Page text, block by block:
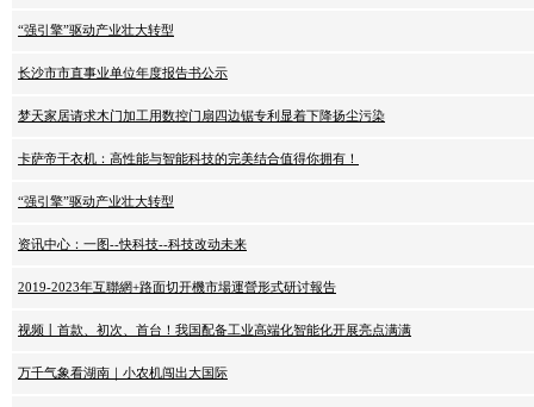
“强引擎”驱动产业壮大转型
长沙市市直事业单位年度报告书公示
梦天家居请求木门加工用数控门扇四边锯专利显着下降扬尘污染
卡萨帝干衣机：高性能与智能科技的完美结合值得你拥有！
“强引擎”驱动产业壮大转型
资讯中心：一图--快科技--科技改动未来
2019-2023年互聯網+路面切开機市場運營形式研讨報告
视频丨首款、初次、首台！我国配备工业高端化智能化开展亮点满满
万千气象看湖南｜小农机闯出大国际